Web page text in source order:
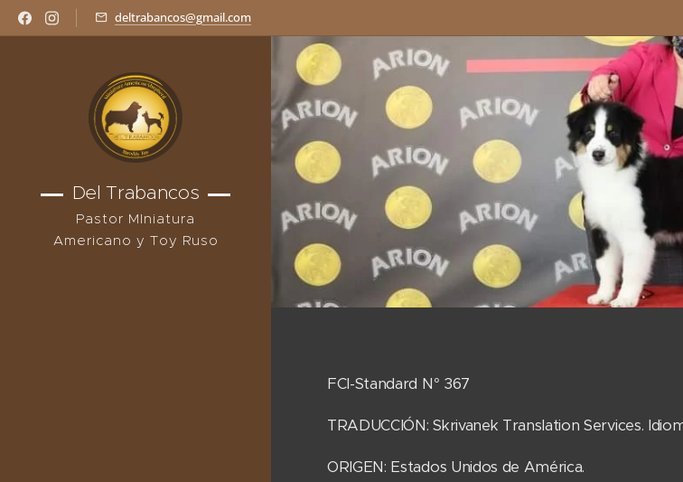
deltrabancos@gmail.com
Del Trabancos
Pastor MIniatura
Americano y Toy Ruso
FCI-Standard N° 367
TRADUCCIÓN: Skrivanek Translation Services.
ORIGEN: Estados Unidos de América.